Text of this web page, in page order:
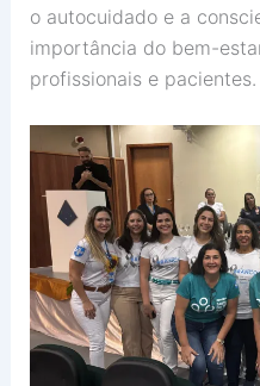
o autocuidado e a
importância do bem-
profissionais e pacientes.